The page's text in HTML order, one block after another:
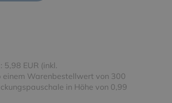
EUR (inkl.
einem Warenbestellwert von 300
in Höhe von 0,99